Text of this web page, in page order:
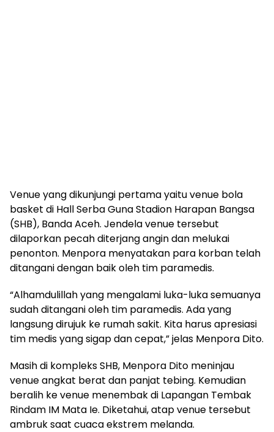
Venue yang dikunjungi pertama yaitu venue bola
basket di Hall Serba Guna Stadion Harapan Bangsa
(SHB), Banda Aceh. Jendela venue tersebut
dilaporkan pecah diterjang angin dan melukai
penonton. Menpora menyatakan para korban telah
ditangani dengan baik oleh tim paramedis.
“Alhamdulillah yang mengalami luka-luka semuanya
sudah ditangani oleh tim paramedis. Ada yang
langsung dirujuk ke rumah sakit. Kita harus apresiasi
tim medis yang sigap dan cepat,” jelas Menpora Dito.
Masih di kompleks SHB, Menpora Dito meninjau
venue angkat berat dan panjat tebing. Kemudian
beralih ke venue menembak di Lapangan Tembak
Rindam IM Mata Ie. Diketahui, atap venue tersebut
ambruk saat cuaca ekstrem melanda.